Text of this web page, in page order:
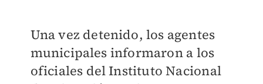
Una vez detenido, los agentes
municipales informaron a los
oficiales del Instituto Nacional